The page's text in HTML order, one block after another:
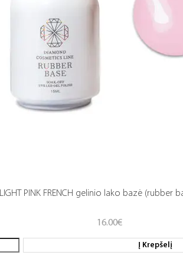
LIGHT PINK FRENCH gelinio lako bazė (rubber
16.00€
Į Krepšelį